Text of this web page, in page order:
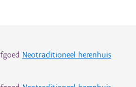
Neotraditioneel herenhuis